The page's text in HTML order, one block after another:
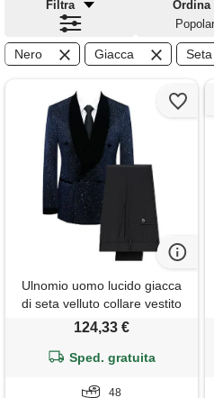
Filtra
Ordina
Nero Giacca Seta
Ulnomio uomo lucido giacca
di seta velluto collare vestito
scialle risvolto vestito set due
124,33 €
Sped. gratuita
48